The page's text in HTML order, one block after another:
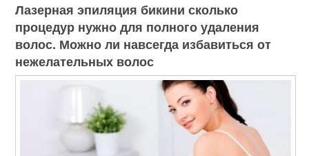
Лазерная эпиляция бикини сколько
процедур нужно для полного удаления
волос. Можно ли навсегда избавиться от
нежелательных волос